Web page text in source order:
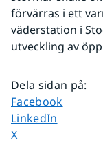
förvärras i ett
väderstation i
utveckling av
Dela sidan på:
Dela sidan på
Facebook
Dela sidan på
LinkedIn
Dela sidan på
X